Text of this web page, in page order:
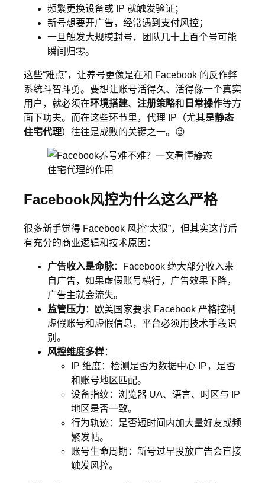
频繁更换设备或 IP 就触发验证；
新号想要开广告，经常遇到支付风控；
一旦触发大规模封号，团队几十上百个号可能
瞬间归零。
这些“难点”，让养号更像是在和 Facebook 的反作弊
系统斗智斗勇。要想让账号活得久、活得像一个真实
用户，就必须在环境搭建、 注册策略和 日常操作等方
面下功夫。而在这些环节里，代理 IP（尤其是静态
住宅代理）往往是成败的关键之一。😉
Facebook风控为什么这么严格
很多新手觉得 Facebook 风控“太狠”，但其实这背后
有充分的商业逻辑和技术原因：
广告收入是命脉：Facebook 绝大部分收入来
自广告，如果虚假账号横行，广告效果下降，
广告主就会流失。
监管压力：欧美国家要求 Facebook 严格控制
虚假账号和虚假信息，平台必须用技术手段识
别。
风控维度多样：
IP 维度：检测是否为数据中心 IP，是否
和账号地区匹配。
设备指纹：浏览器 UA、语言、时区与 IP
地区是否一致。
行为轨迹：是否短时间内加大量好友或频
繁发帖。
账号生命周期：新号过早投放广告会直接
触发风控。